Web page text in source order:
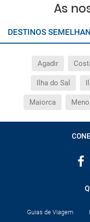
As
DESTINOS
Agadir
Ilha do Sal
Maiorca
Guias de Viagem